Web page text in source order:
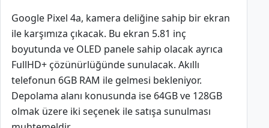
Google Pixel 4a, kamera deliğine sahip bir ekran
ile karşımıza çıkacak. Bu ekran 5.81 inç
boyutunda ve OLED panele sahip olacak ayrıca
FullHD+ çözünürlüğünde sunulacak. Akıllı
telefonun 6GB RAM ile gelmesi bekleniyor.
Depolama alanı konusunda ise 64GB ve 128GB
olmak üzere iki seçenek ile satışa sunulması